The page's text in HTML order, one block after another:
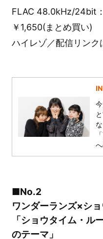
FLAC 48.0kHz/24bit
￥1,650(まとめ買い)
ハイレゾ／配信リンク
■No.2
ワンダーランズ×シ
「ショウタイム・ル
のテーマ」